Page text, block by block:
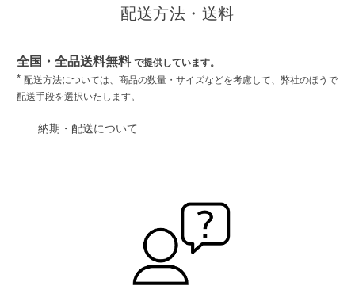
配送方法・送料
全国・全品送料無料 で提供しています。
* 配送方法については、商品の数量・サイズなどを考慮して、弊社のほうで
配送手段を選択いたします。
納期・配送について